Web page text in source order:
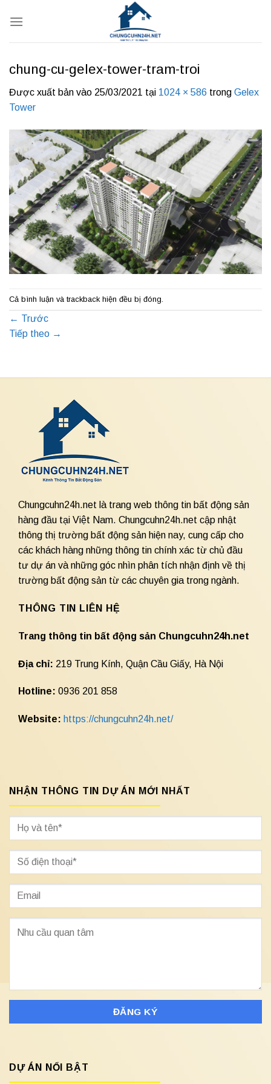
qua
chung-cu-gelex-tower-tram-troi
Được xuất bản vào 25/03/2021 tại 1024 × 586 trong Gelex
Tower
Cả bình luận và trackback hiện đều bị đóng.
← Trước
Tiếp theo →
Chungcuhn24h.net là trang web thông tin bất động sản
hàng đầu tại Việt Nam. Chungcuhn24h.net cập nhật
thông thị trường bất động sản hiện nay, cung cấp cho
các khách hàng những thông tin chính xác từ chủ đầu
tư dự án và những góc nhìn phân tích nhận định về thị
trường bất động sản từ các chuyên gia trong ngành.
THÔNG TIN LIÊN HỆ
Trang thông tin bất động sản Chungcuhn24h.net
Địa chỉ: 219 Trung Kính, Quận Cầu Giấy, Hà Nội
Hotline: 0936 201 858
Website: https://chungcuhn24h.net/
NHẬN THÔNG TIN DỰ ÁN MỚI NHẤT
DỰ ÁN NỔI BẬT